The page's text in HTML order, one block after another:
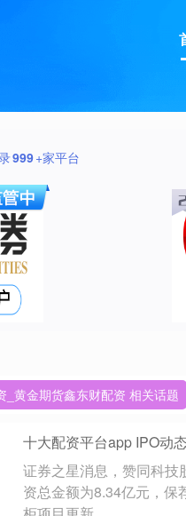
999+家平台
黄金期货鑫东财配资 相关话题
十大配资平台app IPO动
证券之星消息，赞同科技
资总金额为8.34亿元，保